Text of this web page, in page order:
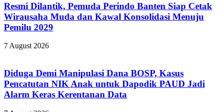
Resmi Dilantik, Pemuda Perindo Banten Siap Cetak
Wirausaha Muda dan Kawal Konsolidasi Menuju
Pemilu 2029
7 August 2026
Diduga Demi Manipulasi Dana BOSP, Kasus
Pencatutan NIK Anak untuk Dapodik PAUD Jadi
Alarm Keras Kerentanan Data